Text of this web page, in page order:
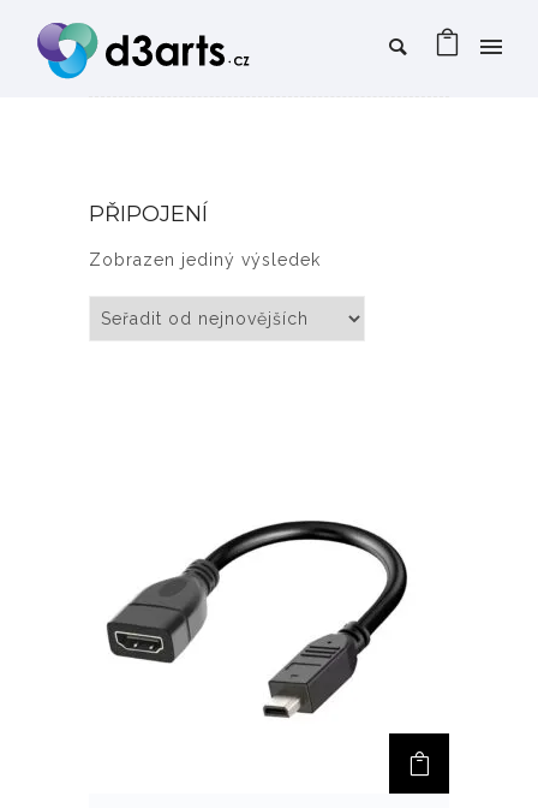
PŘIPOJENÍ
Zobrazen jediný výsledek